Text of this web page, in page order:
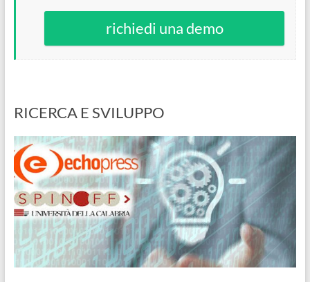
richiedi una demo
RICERCA E SVILUPPO